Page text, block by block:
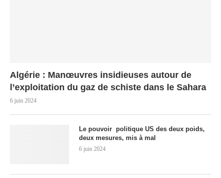
Algérie : Manœuvres insidieuses autour de
l’exploitation du gaz de schiste dans le Sahara
6 juin 2024
Le pouvoir politique US des deux poids,
deux mesures, mis à mal
6 juin 2024